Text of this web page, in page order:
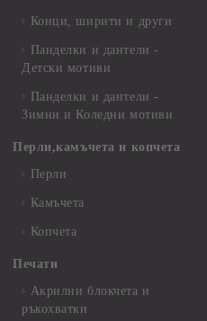
Конци, ширити и други
Панделки и дантели -
Детски мотиви
Панделки и дантели -
Зимни и Коледни мотиви
Перли,камъчета и копчета
Перли
Камъчета
Копчета
Печати
Акрилни блокчета и
ръкохватки